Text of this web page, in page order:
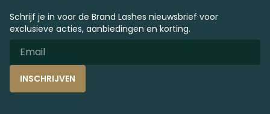
Schrijf je in voor de Brand Lashes nieuwsbrief voor
exclusieve acties, aanbiedingen en korting.
INSCHRIJVEN